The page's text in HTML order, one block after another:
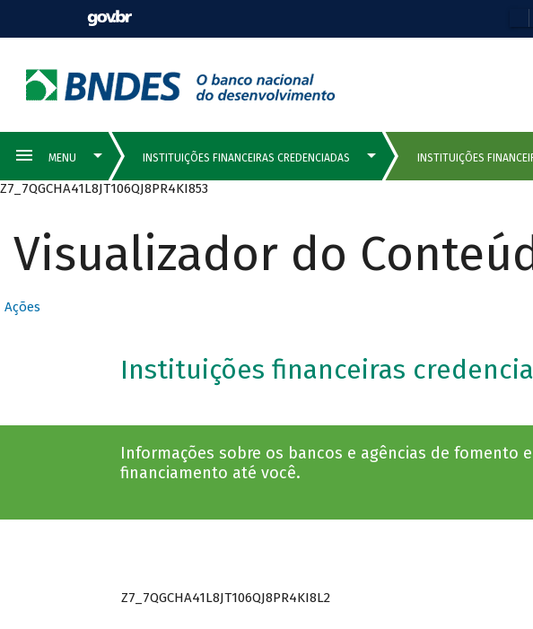
Z7_7QGCHA41L8JT106QJ8PR4KI853
Visualizador do
Ações
Instituições financeiras
Informações sobre os bancos e agências de fomento
financiamento até você.
Z7_7QGCHA41L8JT106QJ8PR4KI8L2